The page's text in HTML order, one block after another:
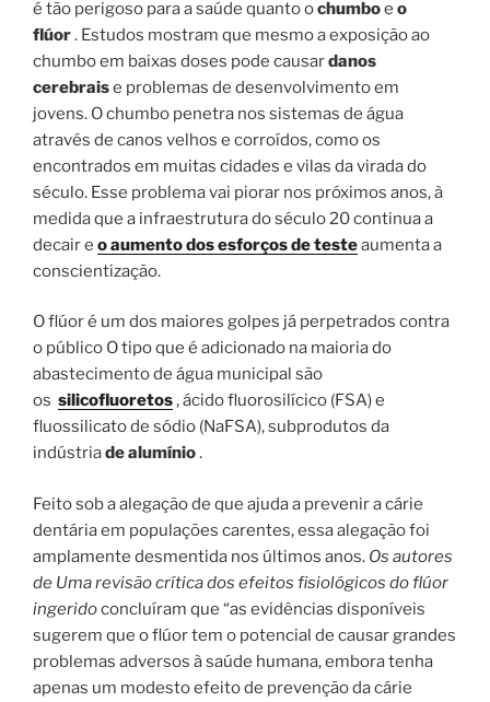
é tão perigoso para a saúde quanto ochumboe o
flúor. Estudos mostram que mesmo a exposição ao
chumbo em baixas doses pode causardanos
cerebraise problemas de desenvolvimento em
jovens. O chumbo penetra nos sistemas de água
através de canos velhos e corroídos, como os
encontrados em muitas cidades e vilas da virada do
século. Esse problema vai piorar nos próximos anos, à
medida que a infraestrutura do século 20 continua a
decair e o aumento dos esforços de testeaumenta a
conscientização.
O flúor é um dos maiores golpes já perpetrados contra
o público O tipo que é adicionado na maioria do
abastecimento de água municipal são
os silicofluoretos, ácido fluorosilícico (FSA) e
fluossilicato de sódio (NaFSA), subprodutos da
indústriade alumínio.
Feito sob a alegação de que ajuda a prevenir a cárie
dentária em populações carentes, essa alegação foi
amplamente desmentida nos últimos anos. Os autores
de Uma revisão crítica dos efeitos fisiológicos do flúor
ingeridoconcluíram que “as evidências disponíveis
sugerem que o flúor tem o potencial de causar grandes
problemas adversos à saúde humana, embora tenha
apenas um modesto efeito de prevenção da cárie